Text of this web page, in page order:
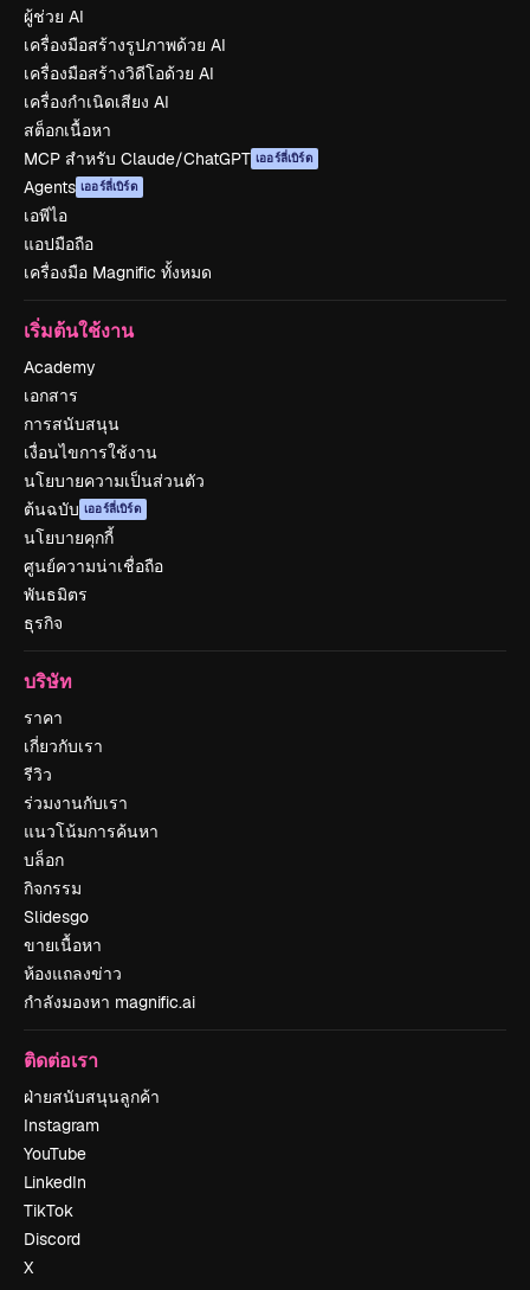
ผู้ช่วย AI
เครื่องมือสร้างรูปภาพด้วย AI
เครื่องมือสร้างวิดีโอด้วย AI
เครื่องกำเนิดเสียง AI
สต็อกเนื้อหา
MCP สำหรับ Claude/ChatGPT เออร์ลี่เบิร์ด
Agents เออร์ลี่เบิร์ด
เอพีไอ
แอปมือถือ
เครื่องมือ Magnific ทั้งหมด
เริ่มต้นใช้งาน
Academy
เอกสาร
การสนับสนุน
เงื่อนไขการใช้งาน
นโยบายความเป็นส่วนตัว
ต้นฉบับ เออร์ลี่เบิร์ด
นโยบายคุกกี้
ศูนย์ความน่าเชื่อถือ
พันธมิตร
ธุรกิจ
บริษัท
ราคา
เกี่ยวกับเรา
รีวิว
ร่วมงานกับเรา
แนวโน้มการค้นหา
บล็อก
กิจกรรม
Slidesgo
ขายเนื้อหา
ห้องแถลงข่าว
กำลังมองหา magnific.ai
ติดต่อเรา
ฝ่ายสนับสนุนลูกค้า
Instagram
YouTube
LinkedIn
TikTok
Discord
X